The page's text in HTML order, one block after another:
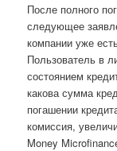
После полного
следующее
компании уже
Пользователь в
состоянием
какова сумма
погашении
комиссия,
Money